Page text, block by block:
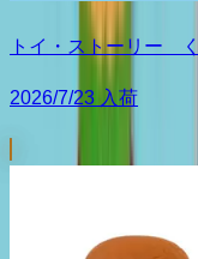
トイ・ストーリー
2026/7/23 入荷